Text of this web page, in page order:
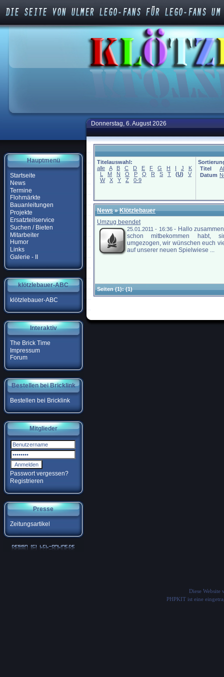
Hauptmenü
Startseite
News
Termine
Flohmärkte
Bauanleitungen
Projekte
Ersatzteilservice
Suchen / Bieten
Mitarbeiter
Humor
Links
Galerie - II
klötzlebauer-ABC
klötzlebauer-ABC
Interaktiv
The Brick Time
Impressum
Forum
Bestellen bei Bricklink
Bestellen bei Bricklink
Mitglieder
Passwort vergessen?
Registrieren
Presse
Zeitungsartikel
Donnerstag, 6. August 2026
Titelauswahl:
alle
A B C D E F G H I J
K
L
M N O P Q R S T (U)
V
W
X Y Z 0-9
Titel
Datum
News»Klötzlebauer
Umzug beendet
25.01.2011 - 16:36- Hallo
schon mitbekommen habt,
umgezogen, wir wünschen euch
auf unserer neuen Spielwiese ...
Seiten(1):(1)
Diese Website
PHPKIT ist eine